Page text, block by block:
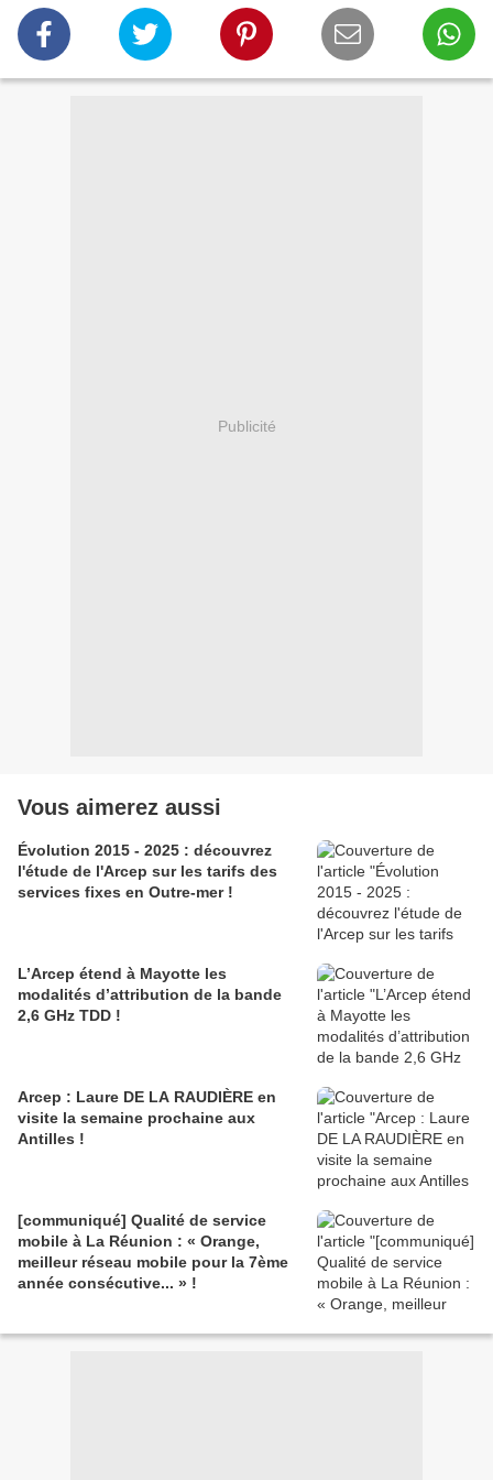
Publicité
Vous aimerez aussi
Évolution 2015 - 2025 : découvrez
l'étude de l'Arcep sur les tarifs des
services fixes en Outre-mer !
L’Arcep étend à Mayotte les
modalités d’attribution de la bande
2,6 GHz TDD !
Arcep : Laure DE LA RAUDIÈRE en
visite la semaine prochaine aux
Antilles !
[communiqué] Qualité de service
mobile à La Réunion : « Orange,
meilleur réseau mobile pour la 7ème
année consécutive... » !